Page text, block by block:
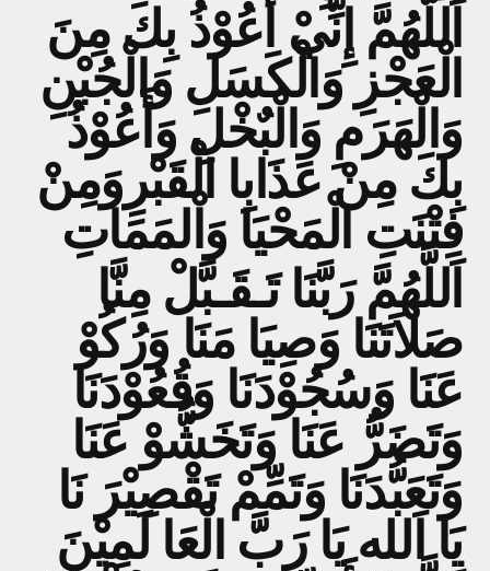
اَللَّهُمَّ إِنِّيْ أَعُوْذُ بِكَ مِنَ
الْعَجْزِ وَالْكَسَلِ وَالْجُبْنِ
وَالْهَرَمِ وَالْبٌخْلِ وَأَعُوْذُ
بِكَ مِنْ عَذَابِا الْقَبْرِوَمِنْ
فِتْنَتِ الْمَحْيَا وَاْلمَمَاتِ
اَللَّهُمَّ رَبَّنَا تَـقَـبَّلْ مِنَّا
صَلاَتَنَا وَصِيَا مَنَا وَرُكُوْ
عَنَا وَسُجُوْدَنَا وَقُعُوْدَنَا
وَتَضَرُّ عَنَا وَتَخَشُّوْ عَنَا
وَتَعَبُّدَنَا وَتَمِّمْ تَقْصِيْرَ نَا
يَا اَلله يَا رَبَّ الْعَا لَمِيْنَ